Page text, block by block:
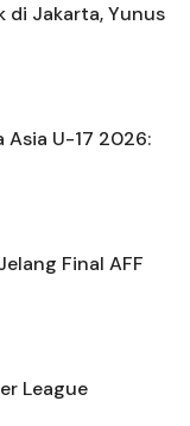
di Jakarta, Yunus
Asia U-17 2026:
Final AFF
League